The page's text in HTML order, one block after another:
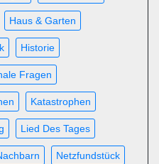
Haus & Garten
Historie
Fragen
Katastrophen
Lied Des Tages
Netzfundstück